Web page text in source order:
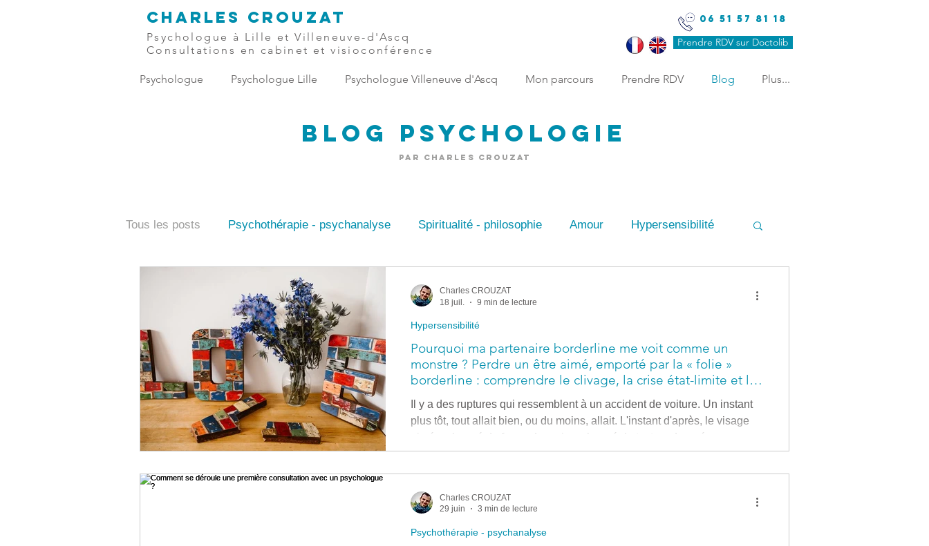
CHARLES CROUZAT
Psychologue à Lille et Villeneuve-d'Ascq
Consultations en cabinet et visioconférence
06 51 57 81 18
Prendre RDV sur Doctolib
Psychologue Psychologue Lille Psychologue Villeneuve d'Ascq Mon parcours Prendre RDV Blog Plus...
Blog Psychologie
par Charles Crouzat
Tous les posts Psychothérapie - psychanalyse Spiritualité - philosophie Amour Hypersensibilité
Peur - anxiété
Résistance au changement Systémie - Coaching
Pourquoi ma partenaire borderline me voit comme un
monstre ? Perdre un être aimé, emporté par la « folie »
borderline : comprendre le clivage, la crise état-limite et la
sidération de celui qui reste
Il y a des ruptures qui ressemblent à un accident de voiture. Un instant
plus tôt, tout allait bien, ou du moins, allait. L'instant d'après, le visage
aimé a changé de forme. La voix a changé de texture. La présence
appuyée devient soudainement absente. Et une phrase, une seule, a
tendresse maladroite, ou même comme une simple obser
Hypersensibilité
Charles CROUZAT
18 juil.
9 min de lecture
Psychothérapie - psychanalyse
Charles CROUZAT
29 juin
3 min de lecture